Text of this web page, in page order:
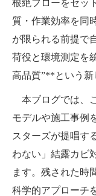
根絶フローをセッ
質・作業効率を同
が限られる前提で
荷役と環境測定を
高品質”**という新
本ブログでは、
モデルや施工事例
スターズが提唱す
わない」結露カビ
ます。残された時
科学的アプローチ